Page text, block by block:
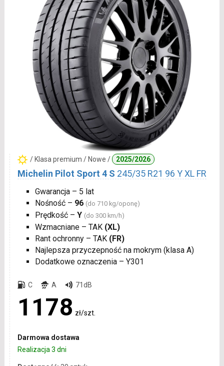
/ Klasa premium / Nowe / 2025/2026
Michelin Pilot Sport 4 S 245/35 R21 96 Y XL FR
Gwarancja – 5 lat
Nośność – 96 (do 710 kg/oponę)
Prędkość – Y (do 300 km/h)
Wzmacniane – TAK (XL)
Rant ochronny – TAK (FR)
Najlepsza przyczepność na mokrym (klasa A)
Dodatkowe oznaczenia – Y301
C A 71dB
1178 zł/szt.
Darmowa dostawa
Realizacja 3 dni